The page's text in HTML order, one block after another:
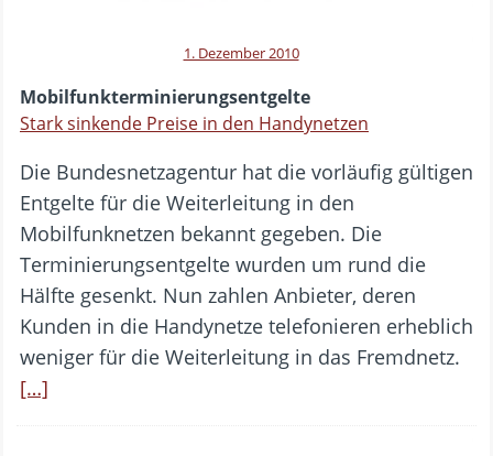
1. Dezember 2010
Mobilfunkterminierungsentgelte
Stark sinkende Preise in den Handynetzen
Die Bundesnetzagentur hat die vorläufig gültigen
Entgelte für die Weiterleitung in den
Mobilfunknetzen bekannt gegeben. Die
Terminierungsentgelte wurden um rund die
Hälfte gesenkt. Nun zahlen Anbieter, deren
Kunden in die Handynetze telefonieren erheblich
weniger für die Weiterleitung in das Fremdnetz.
[…]